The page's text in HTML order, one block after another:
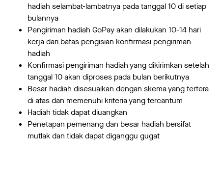
hadiah selambat-lambatnya pada tanggal 10 di setiap
bulannya
Pengiriman hadiah GoPay akan dilakukan 10-14 hari
kerja dari batas pengisian konfirmasi pengiriman
hadiah
Konfirmasi pengiriman hadiah yang dikirimkan setelah
tanggal 10 akan diproses pada bulan berikutnya
Besar hadiah disesuaikan dengan skema yang tertera
di atas dan memenuhi kriteria yang tercantum
Hadiah tidak dapat diuangkan
Penetapan pemenang dan besar hadiah bersifat
mutlak dan tidak dapat diganggu gugat